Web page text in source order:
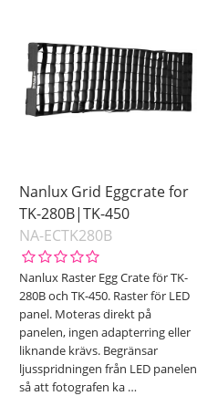
Nanlux Grid Eggcrate for
TK-280B|TK-450
NA-ECTK280B
Nanlux Raster Egg Crate för TK-
280B och TK-450. Raster för LED
panel. Moteras direkt på
panelen, ingen adapterring eller
liknande krävs. Begränsar
ljusspridningen från LED panelen
så att fotografen ka …